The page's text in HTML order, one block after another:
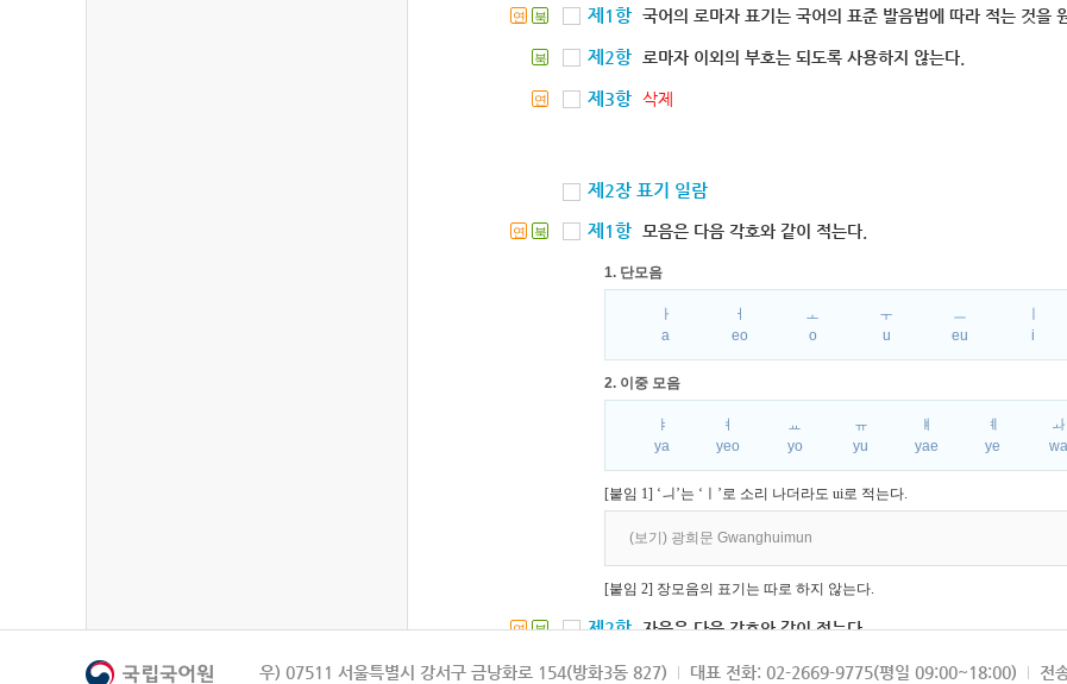
연 북 제1항 국어의 로마자 표기는 국어의 표준 발음법에 따라 적는 것을
북 제2항 로마자 이외의 부호는 되도록 사용하지 않는다.
연 제3항 삭제
제2장 표기 일람
연 북 제1항 모음은 다음 각호와 같이 적는다.
1. 단모음
ㅏ
a
ㅓ
eo
ㅗ
o
ㅜ
u
ㅡ
eu
i
2. 이중 모음
ㅑ
ya
ㅕ
yeo
ㅛ
yo
ㅠ
yu
ㅒ
yae
ㅖ
ye
ㅘ
wa
[붙임 1] ‘ㅢ’는 ‘ㅣ’로 소리 나더라도 ui로 적는다.
(보기) 광희문 Gwanghuimun
[붙임 2] 장모음의 표기는 따로 하지 않는다.
연 북 제2항 자음은 다음 각호와 같이 적는다.
1. 파열음
우) 07511 서울특별시 강서구 금낭화로 154(방화3동 827) 대표 전화: 02-2669-9775(평일 09:00~18:00) 전